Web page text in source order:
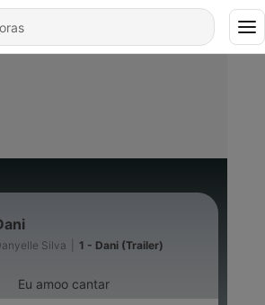
Silva 1 - Dani (Trailer)
Eu amoo cantar